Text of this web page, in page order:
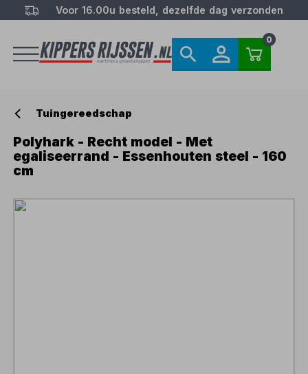
Voor 16.00u besteld, dezelfde dag verzonden
0
Tuingereedschap
Polyhark - Recht model - Met
egaliseerrand - Essenhouten steel - 160
cm